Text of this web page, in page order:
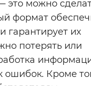
настройки
это можно
формат
гарантирует их
потерять или
ошибок. Кроме